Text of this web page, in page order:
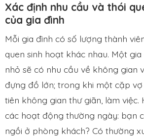
Xác định nhu cầu và thói
của gia đình
Mỗi gia đình có số lượng thành
quen sinh hoạt khác nhau. Một
nhỏ sẽ có nhu cầu về không gian
đựng đồ lớn; trong khi một cặp
tiên không gian thư giãn, làm việc.
các hoạt động thường ngày: bạn
ngồi ở phòng khách? Có thường